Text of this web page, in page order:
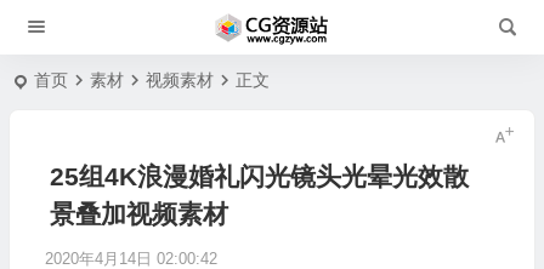
首页 素材 视频素材 正文
25组4K浪漫婚礼闪光镜头光晕光效散
景叠加视频素材
2020年4月14日 02:00:42